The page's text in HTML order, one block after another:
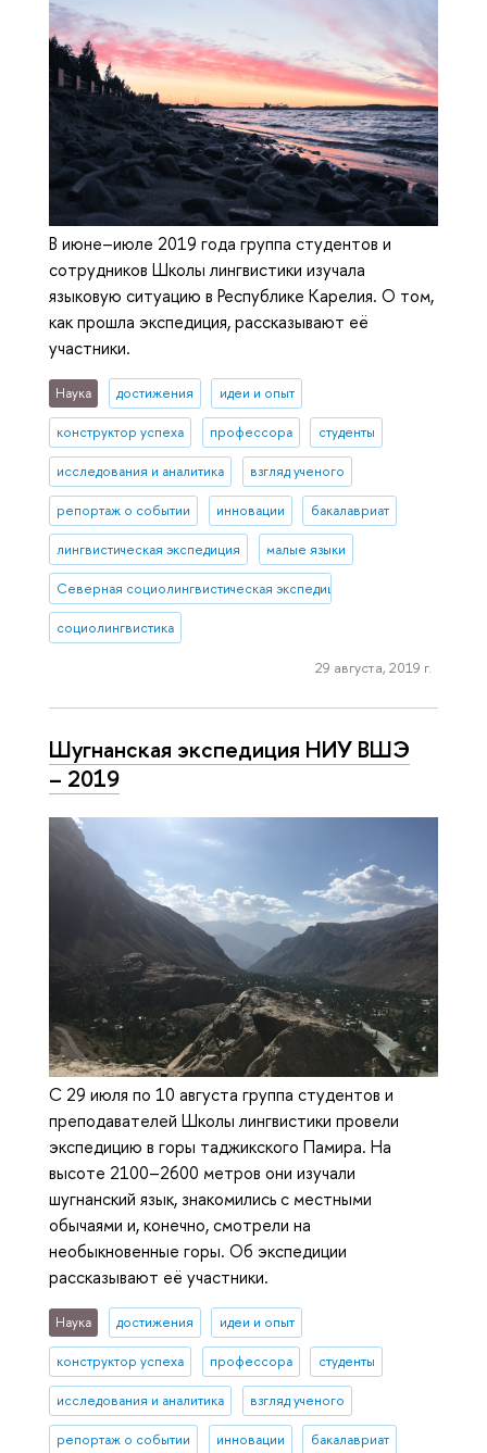
В июне–июле 2019 года группа студентов и
сотрудников Школы лингвистики изучала
языковую ситуацию в Республике Карелия. О том,
как прошла экспедиция, рассказывают её
участники.
Наука достижения идеи и опыт
конструктор успеха профессора студенты
исследования и аналитика взгляд ученого
репортаж о событии инновации бакалавриат
лингвистическая экспедиция малые языки
Северная социолингвистическая экспедиция
социолингвистика
29 августа, 2019 г.
Шугнанская экспедиция НИУ ВШЭ
– 2019
С 29 июля по 10 августа группа студентов и
преподавателей Школы лингвистики провели
экспедицию в горы таджикского Памира. На
высоте 2100–2600 метров они изучали
шугнанский язык, знакомились с местными
обычаями и, конечно, смотрели на
необыкновенные горы. Об экспедиции
рассказывают её участники.
Наука достижения идеи и опыт
конструктор успеха профессора студенты
исследования и аналитика взгляд ученого
репортаж о событии инновации бакалавриат